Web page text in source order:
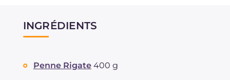
INGRÉDIENTS
Penne Rigate 400 g